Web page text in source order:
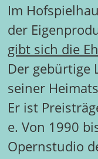
Im
der
gibt sich die
Der gebürtige
seiner
Er ist
e. Von 1990
Opernstudio